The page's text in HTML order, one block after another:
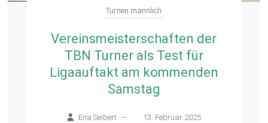
Turnen männlich
Vereinsmeisterschaften der
TBN Turner als Test für
Ligaauftakt am kommenden
Samstag
Ena Seibert – 13. Februar 2025